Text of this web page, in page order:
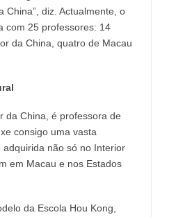
China”, diz. Actualmente, o
com 25 professores: 14
da China, quatro de Macau
da China, é professora de
consigo uma vasta
não só no Interior
em Macau e nos Estados
da Escola Hou Kong,